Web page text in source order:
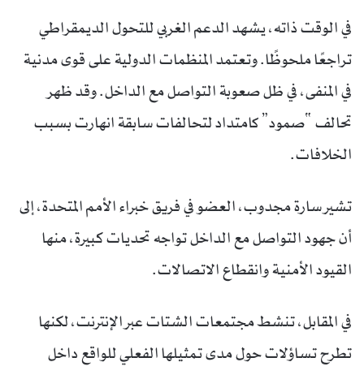
في الوقت ذاته، يشهد الدعم الغربي للتحول الديمقراطي
تراجعًا ملحوظًا. وتعتمد المنظمات الدولية على قوى مدنية
في المنفى، في ظل صعوبة التواصل مع الداخل. وقد ظهر
تحالف “صمود” كامتداد لتحالفات سابقة انهارت بسبب
الخلافات.
تشير سارة مجدوب، العضو في فريق خبراء الأمم المتحدة، إلى
أن جهود التواصل مع الداخل تواجه تحديات كبيرة، منها
القيود الأمنية وانقطاع الاتصالات.
في المقابل، تنشط مجتمعات الشتات عبر الإنترنت، لكنها
تطرح تساؤلات حول مدى تمثيلها الفعلي للواقع داخل